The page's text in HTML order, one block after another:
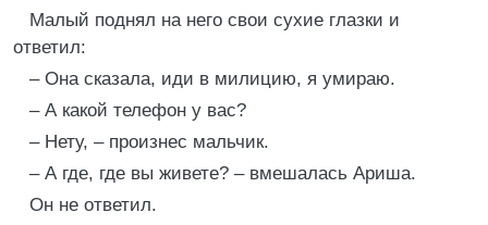
Малый поднял на него свои сухие глазки и
ответил:
– Она сказала, иди в милицию, я умираю.
– А какой телефон у вас?
– Нету, – произнес мальчик.
– А где, где вы живете? – вмешалась Ариша.
Он не ответил.